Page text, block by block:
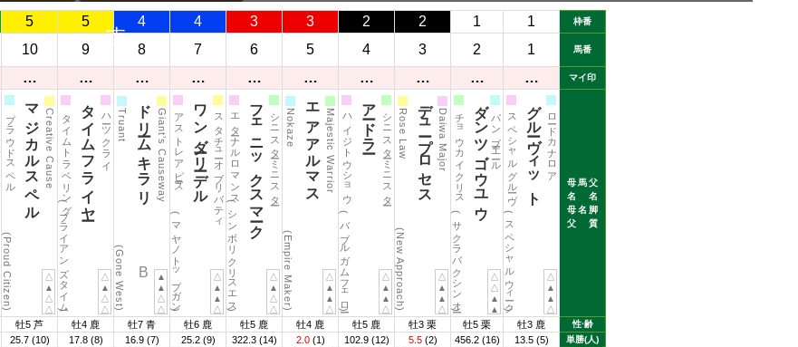
す
5 5 4 4 3 3 2 2 1 1 枠番
10 9 8 7 6 5 4 3 2 1 馬番
… … … … … … … … … … マイ印
(Proud Citizen)
マジカルスペル
プラウドスペル Creative Cause
△
▲
△
△
(ブライアンズタイム)
タイムフライヤー
タイムトラベリング ハーツクライ
△
▲
△
△
(Gone West)
ドリームキラリ
B
Truant Giant’s Causeway
▲
▲
△
△
(マヤノトップガン)
ワンダーリーデル
アストレアピース スタチューオブリバティ
△
▲
▲
△
(シンボリクリスエス)
フェニックスマーク
エターナルロマンス シニスターミニスター
△
▲
△
△ (Empire Maker)
エアアルマス
Nokaze Majestic Warrior
△
▲
▲
△
(バブルガムフェロー)
アードラー
ハイジトウショウ シニスターミニスター
△
▲
▲
△ (New Approach)
デュープロセス
Rose Law Daiwa Major
△
▲
▲
△
(サクラバクシンオー)
ダンツゴウユウ
チョウカイクリス バンブーエール
△
△
▲
▲
(スペシャルウィーク)
グルーヴィット
スペシャルグルーヴ ロードカナロア
△
▲
▲
△
母
名
母
父
馬
名
父
名
脚
質
牡5 芦 牡4 鹿 牡7 青 牡6 鹿 牡5 鹿 牡4 鹿 牡5 鹿 牡3 栗 牡5 栗 牡3 鹿 性·齢
25.7 (10) 17.8 (8) 16.9 (7) 25.2 (9) 322.3 (14) 2.0 (1) 102.9 (12) 5.5 (2) 456.2 (16) 13.5 (5) 単勝(人)